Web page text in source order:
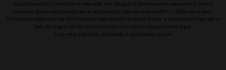
La información contenida en esta web está dirigida a profesionales sanitarios y podría
contener datos sobre productos o información que no es accesible o válida en su país.
Le hacemos saber que no nos hacemos responsables si usted accede a información que en su
país de origen puede que no cumpla con algún requerimiento legal,
o no estar regulada, registrada o autorizado su uso.